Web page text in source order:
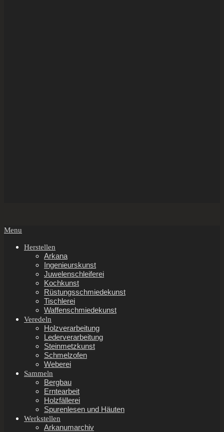
Secondary
Menu
Menu
Herstellen
Arkana
Ingenieurskunst
Juwelenschleiferei
Kochkunst
Rüstungsschmiedekunst
Tischlerei
Waffenschmiedekunst
Veredeln
Holzverarbeitung
Lederverarbeitung
Steinmetzkunst
Schmelzofen
Weberei
Sammeln
Bergbau
Erntearbeit
Holzfällerei
Spurenlesen und Häuten
Werkstellen
Arkanumarchiv